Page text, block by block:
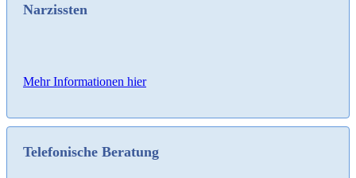
Narzissten
Mehr Informationen hier
Telefonische Beratung